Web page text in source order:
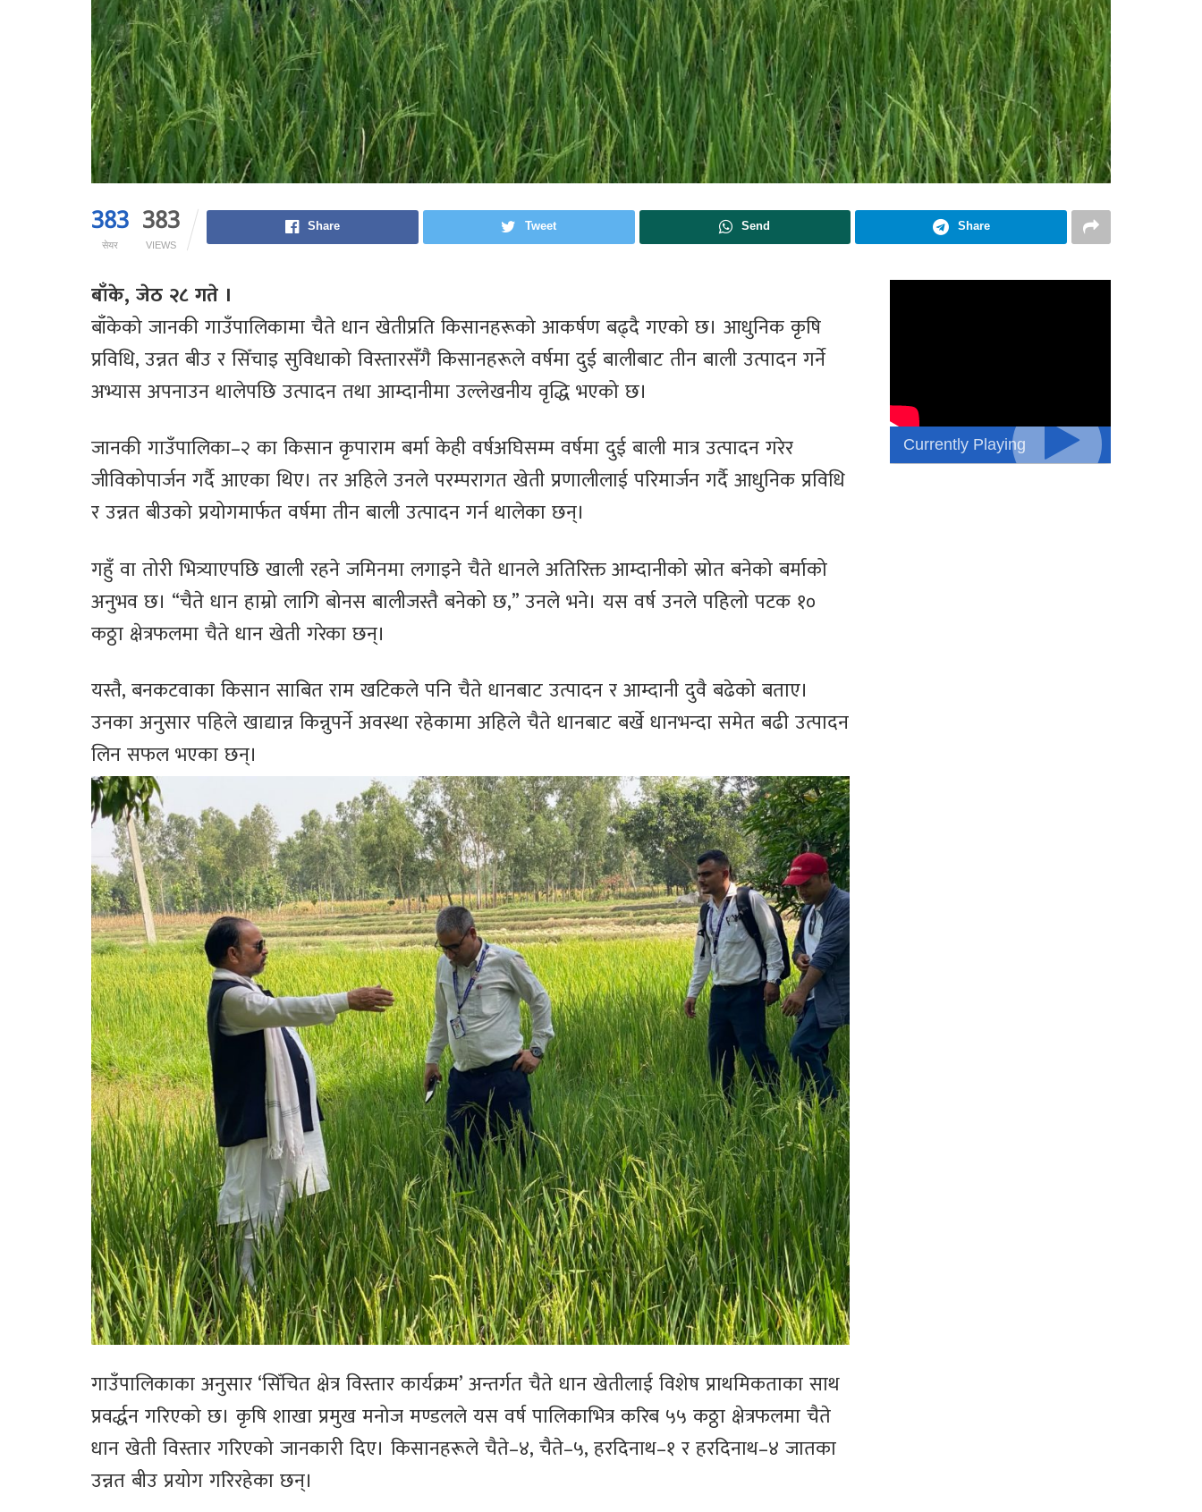
383
सेयर
383
VIEWS
Share Tweet Send Share
बाँके, जेठ २८ गते ।
बाँकेको जानकी गाउँपालिकामा चैते धान खेतीप्रति किसानहरूको आकर्षण बढ्दै गएको छ। आधुनिक कृषि
प्रविधि, उन्नत बीउ र सिँचाइ सुविधाको विस्तारसँगै किसानहरूले वर्षमा दुई बालीबाट तीन बाली उत्पादन गर्ने
अभ्यास अपनाउन थालेपछि उत्पादन तथा आम्दानीमा उल्लेखनीय वृद्धि भएको छ।
जानकी गाउँपालिका–२ का किसान कृपाराम बर्मा केही वर्षअघिसम्म वर्षमा दुई बाली मात्र उत्पादन गरेर
जीविकोपार्जन गर्दै आएका थिए। तर अहिले उनले परम्परागत खेती प्रणालीलाई परिमार्जन गर्दै आधुनिक प्रविधि
र उन्नत बीउको प्रयोगमार्फत वर्षमा तीन बाली उत्पादन गर्न थालेका छन्।
गहुँ वा तोरी भित्र्याएपछि खाली रहने जमिनमा लगाइने चैते धानले अतिरिक्त आम्दानीको स्रोत बनेको बर्माको
अनुभव छ। “चैते धान हाम्रो लागि बोनस बालीजस्तै बनेको छ,” उनले भने। यस वर्ष उनले पहिलो पटक १०
कठ्ठा क्षेत्रफलमा चैते धान खेती गरेका छन्।
यस्तै, बनकटवाका किसान साबित राम खटिकले पनि चैते धानबाट उत्पादन र आम्दानी दुवै बढेको बताए।
उनका अनुसार पहिले खाद्यान्न किन्नुपर्ने अवस्था रहेकामा अहिले चैते धानबाट बर्खे धानभन्दा समेत बढी उत्पादन
लिन सफल भएका छन्।
गाउँपालिकाका अनुसार ‘सिँचित क्षेत्र विस्तार कार्यक्रम’ अन्तर्गत चैते धान खेतीलाई विशेष प्राथमिकताका साथ
प्रवर्द्धन गरिएको छ। कृषि शाखा प्रमुख मनोज मण्डलले यस वर्ष पालिकाभित्र करिब ५५ कठ्ठा क्षेत्रफलमा चैते
धान खेती विस्तार गरिएको जानकारी दिए। किसानहरूले चैते–४, चैते–५, हरदिनाथ–१ र हरदिनाथ–४ जातका
उन्नत बीउ प्रयोग गरिरहेका छन्।
Currently Playing